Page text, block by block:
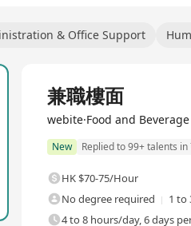
& Office Support
兼職樓面
webite·Food and
New Replied to 99+ talents in
HK $70-75/Hour
No degree required
1 to
4 to 8 hours/day, 6 days